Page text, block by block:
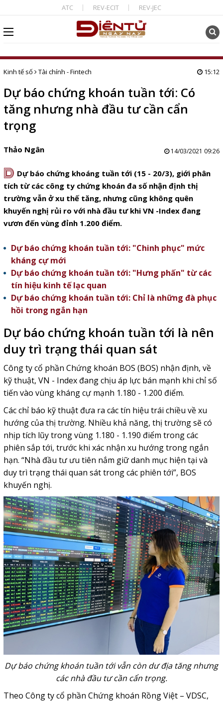
ATC REV-ECIT REV-JEC
Kinh tế số Tài chính - Fintech 15:12
Dự báo chứng khoán tuần tới: Có
tăng nhưng nhà đầu tư cần cẩn
trọng
Thảo Ngân 14/03/2021 09:26
D Dự báo chứng khoáng tuần tới (15 - 20/3), giới phân
tích từ các công ty chứng khoán đa số nhận định thị
trường vẫn ở xu thế tăng, nhưng cũng không quên
khuyến nghị rủi ro với nhà đầu tư khi VN -Index đang
vươn đến vùng đỉnh 1.200 điểm.
Dự báo chứng khoán tuần tới: "Chinh phục" mức
kháng cự mới
Dự báo chứng khoán tuần tới: "Hưng phấn" từ các
tín hiệu kinh tế lạc quan
Dự báo chứng khoán tuần tới: Chỉ là những đà phục
hồi trong ngắn hạn
Dự báo chứng khoán tuần tới là nên
duy trì trạng thái quan sát
Công ty cổ phần Chứng khoán BOS (BOS) nhận định, về
kỹ thuật, VN - Index đang chịu áp lực bán mạnh khi chỉ số
tiến vào vùng kháng cự mạnh 1.180 - 1.200 điểm.
Các chỉ báo kỹ thuật đưa ra các tín hiệu trái chiều về xu
hướng của thị trường. Nhiều khả năng, thị trường sẽ có
nhịp tích lũy trong vùng 1.180 - 1.190 điểm trong các
phiên sắp tới, trước khi xác nhận xu hướng trong ngắn
hạn. “Nhà đầu tư ưu tiên nắm giữ danh mục hiện tại và
duy trì trạng thái quan sát trong các phiên tới”, BOS
khuyến nghị.
Dự báo chứng khoán tuần tới vẫn còn dư địa tăng nhưng
các nhà đầu tư cần cẩn trọng.
Theo Công ty cổ phần Chứng khoán Rồng Việt – VDSC,